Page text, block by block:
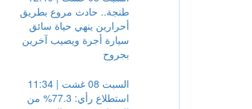
السبت 08 غشت | 12:40
طنجة.. حادث مروع بطريق
أحرارين ينهي حياة سائق
سيارة أجرة ويصيب آخرين
السبت 08 غشت | 11:34